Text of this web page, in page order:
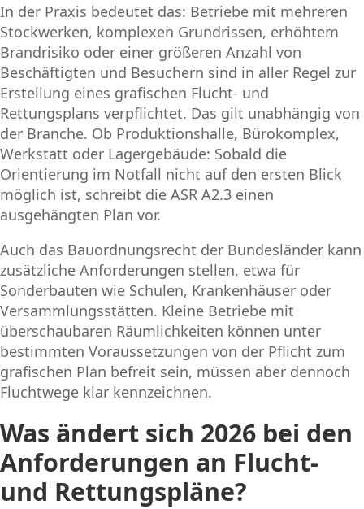
In der Praxis bedeutet das: Betriebe mit mehreren
Stockwerken, komplexen Grundrissen, erhöhtem
Brandrisiko oder einer größeren Anzahl von
Beschäftigten und Besuchern sind in aller Regel zur
Erstellung eines grafischen Flucht- und
Rettungsplans verpflichtet. Das gilt unabhängig von
der Branche. Ob Produktionshalle, Bürokomplex,
Werkstatt oder Lagergebäude: Sobald die
Orientierung im Notfall nicht auf den ersten Blick
möglich ist, schreibt die ASR A2.3 einen
ausgehängten Plan vor.
Auch das Bauordnungsrecht der Bundesländer kann
zusätzliche Anforderungen stellen, etwa für
Sonderbauten wie Schulen, Krankenhäuser oder
Versammlungsstätten. Kleine Betriebe mit
überschaubaren Räumlichkeiten können unter
bestimmten Voraussetzungen von der Pflicht zum
grafischen Plan befreit sein, müssen aber dennoch
Fluchtwege klar kennzeichnen.
Was ändert sich 2026 bei den
Anforderungen an Flucht-
und Rettungspläne?